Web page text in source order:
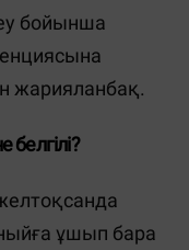
бойынша
жарияланбақ.
ұшып бара